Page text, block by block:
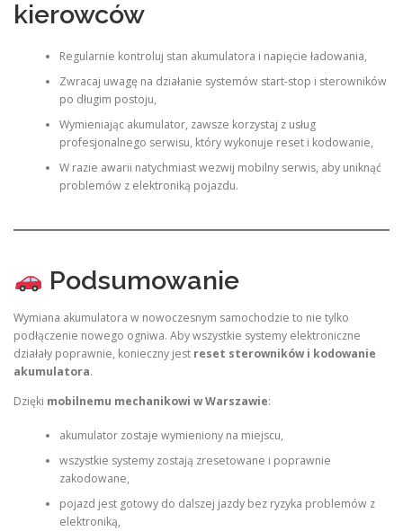
kierowców
Regularnie kontroluj stan akumulatora i napięcie ładowania,
Zwracaj uwagę na działanie systemów start-stop i sterowników
po długim postoju,
Wymieniając akumulator, zawsze korzystaj z usług
profesjonalnego serwisu, który wykonuje reset i kodowanie,
W razie awarii natychmiast wezwij mobilny serwis, aby uniknąć
problemów z elektroniką pojazdu.
Podsumowanie
Wymiana akumulatora w nowoczesnym samochodzie to nie tylko
podłączenie nowego ogniwa. Aby wszystkie systemy elektroniczne
działały poprawnie, konieczny jest reset sterowników i kodowanie
akumulatora.
Dzięki mobilnemu mechanikowi w Warszawie:
akumulator zostaje wymieniony na miejscu,
wszystkie systemy zostają zresetowane i poprawnie
zakodowane,
pojazd jest gotowy do dalszej jazdy bez ryzyka problemów z
elektroniką,